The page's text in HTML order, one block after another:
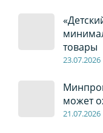
товары
23.07.2026
может
21.07.2026